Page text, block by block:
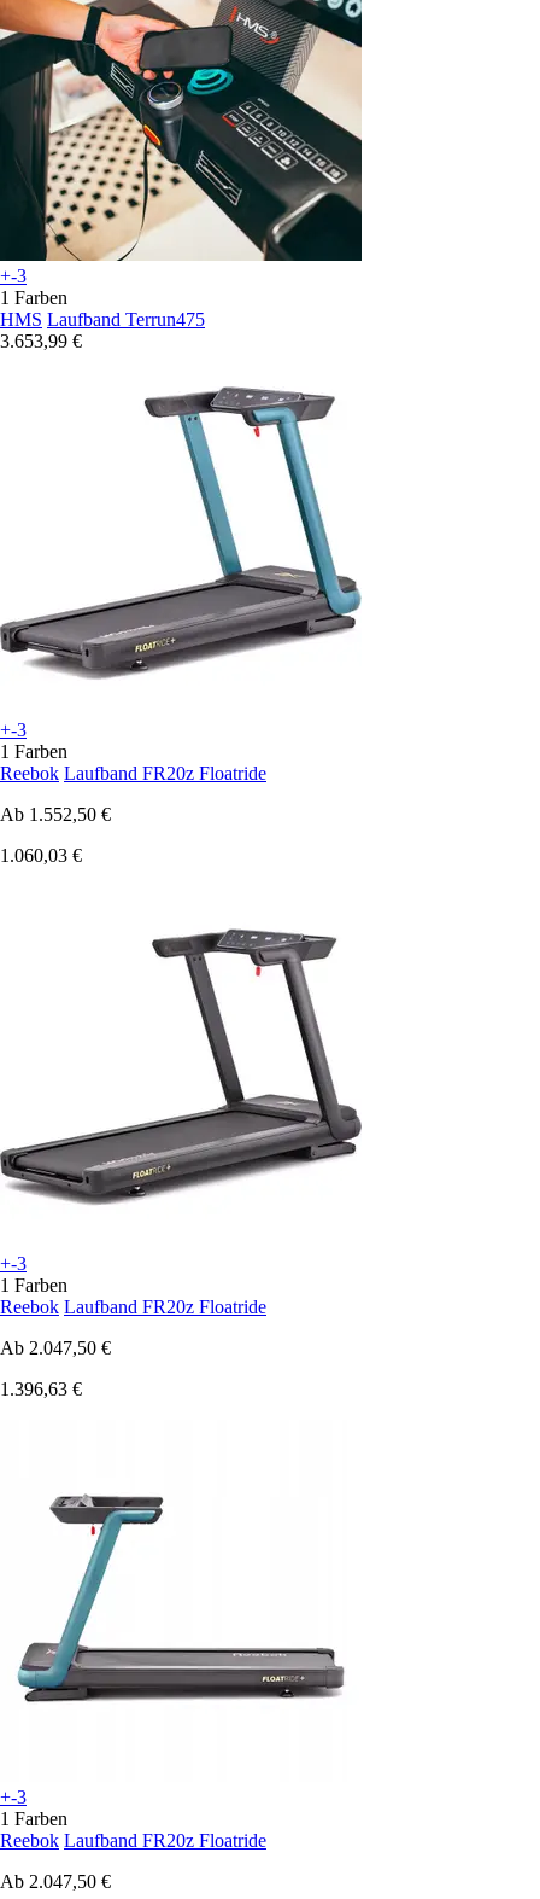
+-3
1 Farben
HMS Laufband Terrun475
3.653,99 €
+-3
1 Farben
Reebok Laufband FR20z Floatride
Ab 1.552,50 €
1.060,03 €
+-3
1 Farben
Reebok Laufband FR20z Floatride
Ab 2.047,50 €
1.396,63 €
+-3
1 Farben
Reebok Laufband FR20z Floatride
Ab 2.047,50 €